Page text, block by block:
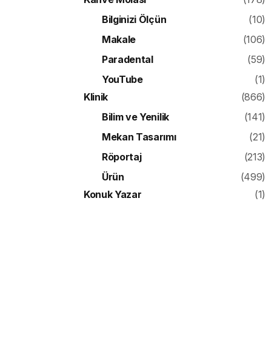
Bilginizi Ölçün
(10)
Makale
(106)
Paradental
(59)
YouTube
(1)
Klinik
(866)
Bilim ve Yenilik
(141)
Mekan Tasarımı
(21)
Röportaj
(213)
Ürün
(499)
Konuk Yazar
(1)